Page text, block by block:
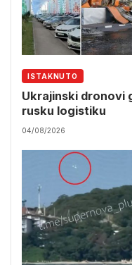
ISTAKNUTO
Ukrajinski dronovi
rusku logistiku
04/08/2026